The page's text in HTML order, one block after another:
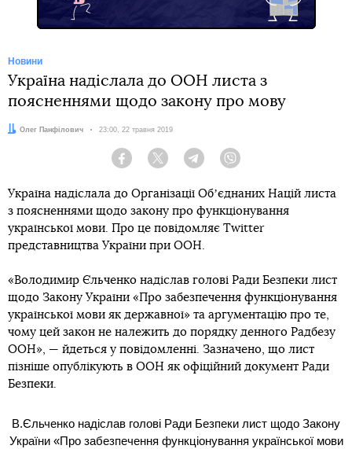
Новини
Україна надіслала до ООН листа з
поясненнями щодо закону про мову
Автор:
Олег Панфілович Дата:
23:00, 22 травня 2019
Facebook Twitter Telegram
Україна надіслала до Організації Обʼєднаних Націй листа
з поясненнями щодо закону про функціонування
української мови. Про це повідомляє Twitter
представництва України при ООН.
«Володимир Єльченко надіслав голові Ради Безпеки лист
щодо Закону України «Про забезпечення функціонування
української мови як державної» та аргументацію про те,
чому цей закон не належить до порядку денного Радбезу
ООН», — йдеться у повідомленні. Зазначено, що лист
пізніше опублікують в ООН як офіційний документ Ради
Безпеки.
В.Єльченко надіслав голові Ради Безпеки лист щодо Закону
України «Про забезпечення функціонування української мови